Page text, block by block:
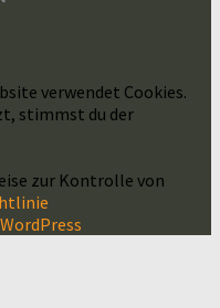
verwendet Cookies.
stimmst du der
zur Kontrolle von